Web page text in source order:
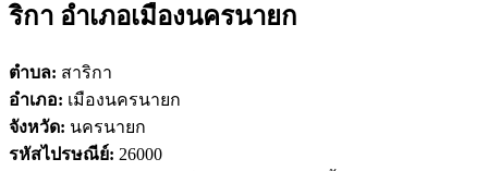
ริกา อำเภอเมืองนครนายก
ตำบล: สาริกา
อำเภอ: เมืองนครนายก
จังหวัด: นครนายก
รหัสไปรษณีย์: 26000